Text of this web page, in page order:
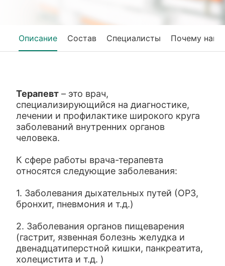
Описание Состав Специалисты Почему нам
Терапевт – это врач,
специализирующийся на диагностике,
лечении и профилактике широкого круга
заболеваний внутренних органов
человека.
К сфере работы врача-терапевта
относятся следующие заболевания:
1. Заболевания дыхательных путей (ОРЗ,
бронхит, пневмония и т.д.)
2. Заболевания органов пищеварения
(гастрит, язвенная болезнь желудка и
двенадцатиперстной кишки, панкреатита,
холецистита и т.д. )